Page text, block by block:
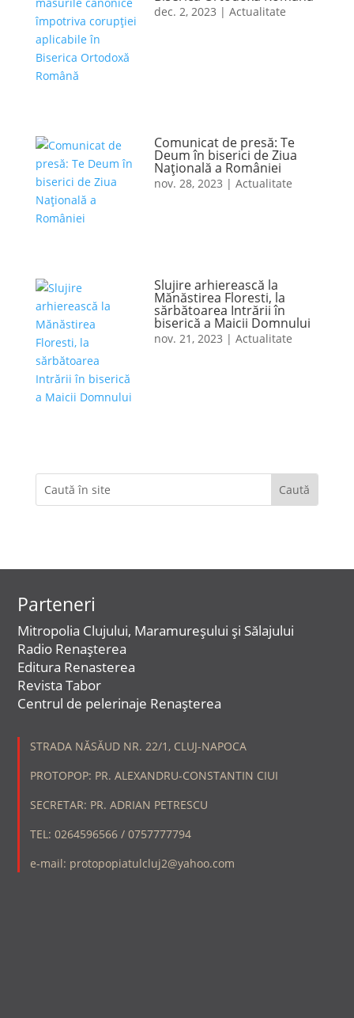
dec. 2, 2023 | Actualitate
Comunicat de presă: Te
Deum în biserici de Ziua
Naţională a României
nov. 28, 2023 | Actualitate
Slujire arhierească la
Mănăstirea Floresti, la
sărbătoarea Intrării în
biserică a Maicii Domnului
nov. 21, 2023 | Actualitate
Parteneri
Mitropolia Clujului, Maramureșului și Sălajului
Radio Renașterea
Editura Renasterea
Revista Tabor
Centrul de pelerinaje Renașterea
STRADA NĂSĂUD NR. 22/1, CLUJ-NAPOCA
PROTOPOP: PR. ALEXANDRU-CONSTANTIN CIUI
SECRETAR: PR. ADRIAN PETRESCU
TEL: 0264596566 / 0757777794
e-mail: protopopiatulcluj2@yahoo.com